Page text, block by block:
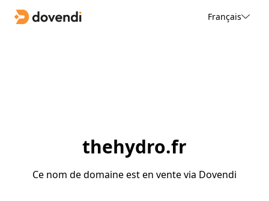
Français
thehydro.fr
Ce nom de domaine est en vente via Dovendi